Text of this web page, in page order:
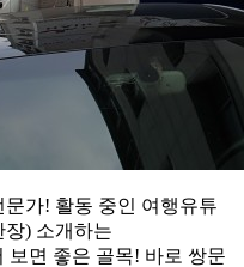
가! 활동 중인 여행유튜
) 소개하는
보면 좋은 골목! 바로 쌍문